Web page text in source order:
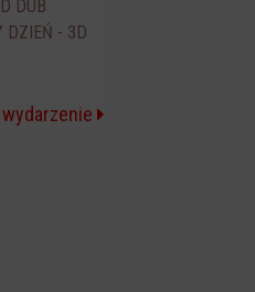
DUB
DZIEŃ - 3D
wydarzenie